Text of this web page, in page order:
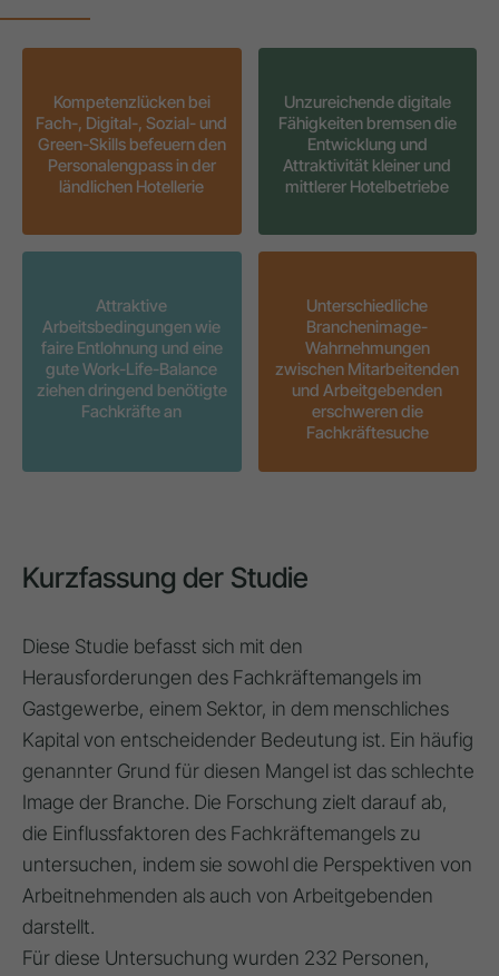
Kompetenzlücken bei
Fach-, Digital-, Sozial- und
Green-Skills befeuern den
Personalengpass in der
ländlichen Hotellerie
Unzureichende digitale
Fähigkeiten bremsen die
Entwicklung und
Attraktivität kleiner und
mittlerer Hotelbetriebe
Attraktive
Arbeitsbedingungen wie
faire Entlohnung und eine
gute Work-Life-Balance
ziehen dringend benötigte
Fachkräfte an
Unterschiedliche
Branchenimage-
Wahrnehmungen
zwischen Mitarbeitenden
und Arbeitgebenden
erschweren die
Fachkräftesuche
Kurzfassung der Studie
Diese Studie befasst sich mit den
Herausforderungen des Fachkräftemangels im
Gastgewerbe, einem Sektor, in dem menschliches
Kapital von entscheidender Bedeutung ist. Ein häufig
genannter Grund für diesen Mangel ist das schlechte
Image der Branche. Die Forschung zielt darauf ab,
die Einflussfaktoren des Fachkräftemangels zu
untersuchen, indem sie sowohl die Perspektiven von
Arbeitnehmenden als auch von Arbeitgebenden
darstellt.
Für diese Untersuchung wurden 232 Personen,